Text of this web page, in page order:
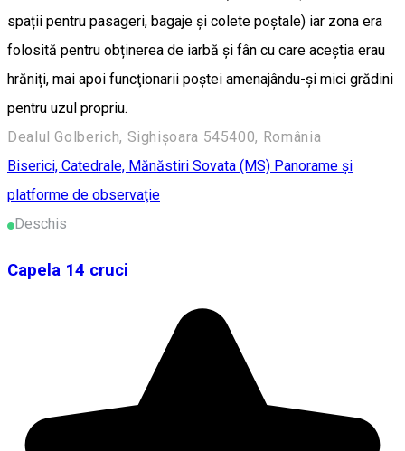
spații pentru pasageri, bagaje și colete poștale) iar zona era
folosită pentru obținerea de iarbă și fân cu care aceștia erau
hrăniți, mai apoi funcţionarii poştei amenajându-şi mici grădini
pentru uzul propriu.
Dealul Golberich, Sighișoara 545400, România
Biserici, Catedrale, Mănăstiri Sovata (MS) Panorame şi
platforme de observaţie
Deschis
Capela 14 cruci